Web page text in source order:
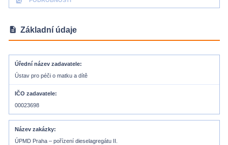
description Základní údaje
Úřední název zadavatele
Ústav pro péči o matku a dítě
IČO zadavatele
00023698
Název zakázky
ÚPMD Praha – pořízení dieselagregátu II.